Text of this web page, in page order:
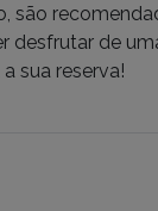
são
desfrutar de
sua reserva!